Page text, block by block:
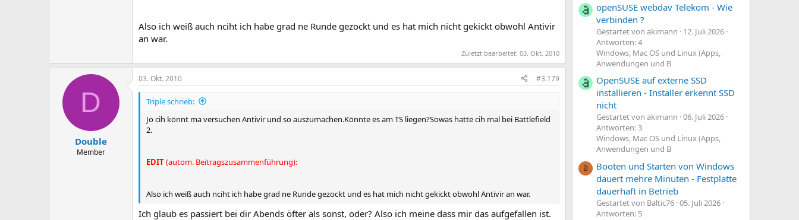
Also ich weiß auch nciht ich habe grad ne Runde gezockt und es hat mich nicht gekickt obwohl Antivir
an war.
Zuletzt bearbeitet: 03. Okt. 2010
D
Double
Member
03. Okt. 2010 #3.179
Triple schrieb:
Jo cih könnt ma versuchen Antivir und so auszumachen.Könnte es am TS liegen?Sowas hatte cih mal bei Battlefield
2.
EDIT(autom. Beitragszusammenführung):
Also ich weiß auch nciht ich habe grad ne Runde gezockt und es hat mich nicht gekickt obwohl Antivir an war.
Ich glaub es passiert bei dir Abends öfter als sonst, oder? Also ich meine dass mir das aufgefallen ist.
openSUSE webdav Telekom - Wie
verbinden ?
Gestartet von akimann
12. Juli 2026
Antworten: 4
Windows, Mac OS und Linux (Apps,
Anwendungen und B
OpenSUSE auf externe SSD
installieren - Installer erkennt SSD
nicht
Gestartet von akimann 06. Juli 2026
Antworten: 3
Windows, Mac OS und Linux (Apps,
Anwendungen und B
B
Booten und Starten von Windows
dauert mehre Minuten - Festplatte
dauerhaft in Betrieb
Gestartet von Baltic76 05. Juli 2026
Antworten: 5